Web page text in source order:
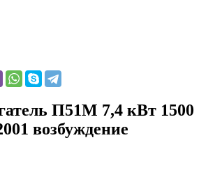
П51М 7,4 кВт 1500
возбуждение